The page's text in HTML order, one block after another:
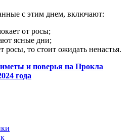
с этим днем, включают:
от росы;
ясные дни;
то стоит ожидать ненастья.
и поверья на Прокла
года